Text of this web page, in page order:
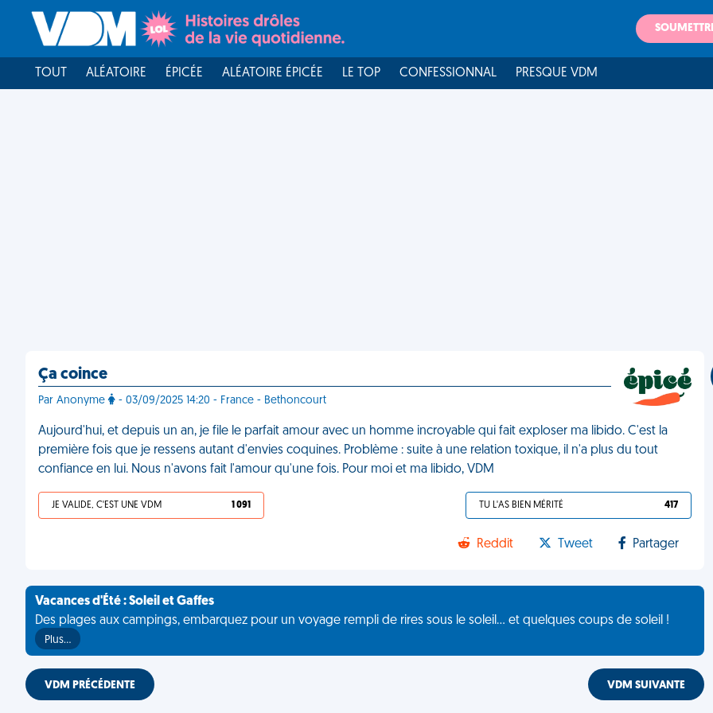
TOUT ALÉATOIRE ÉPICÉE ALÉATOIRE ÉPICÉE LE TOP CONFESSIONNAL PRESQUE VDM
Ça coince
Par Anonyme - 03/09/2025 14:20 - France - Bethoncourt
Aujourd'hui, et depuis un an, je file le parfait amour avec un homme incroyable qui fait exploser ma libido. C'est la
première fois que je ressens autant d'envies coquines. Problème : suite à une relation toxique, il n'a plus du tout
confiance en lui. Nous n'avons fait l'amour qu'une fois. Pour moi et ma libido, VDM
JE VALIDE, C'EST UNE VDM 1 091 TU L'AS BIEN MÉRITÉ 417
Reddit Tweet Partager
Vacances d'Été : Soleil et Gaffes
Des plages aux campings, embarquez pour un voyage rempli de rires sous le soleil... et quelques coups de soleil !
Plus…
VDM PRÉCÉDENTE VDM SUIVANTE